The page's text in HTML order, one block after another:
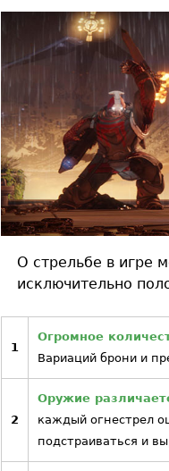
О стрельбе в игре
исключительно
1
Огромное
Вариаций брони и
2
Оружие
каждый огнестрел
подстраиваться и